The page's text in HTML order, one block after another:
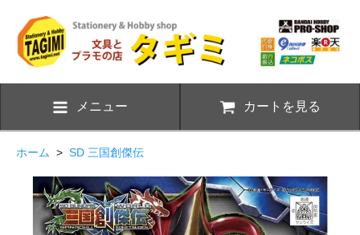
メニュー カートを見る
ホーム > SD 三国創傑伝